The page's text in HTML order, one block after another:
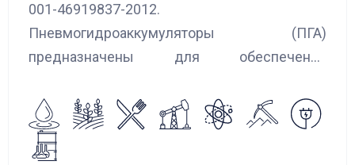
001-46919837-2012.
Пневмогидроаккумуляторы (ПГА)
предназначены для обеспечения
колебаний потока жидкости, возникающих в
гидравлических системах.